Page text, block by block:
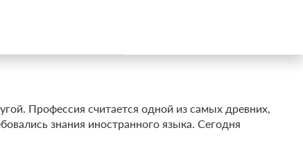
Профессия считается одной из самых древних,
знания иностранного языка. Сегодня